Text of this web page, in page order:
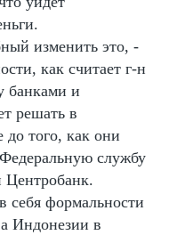
изменить это, -
как считает г-н
банками и
решать в
до того, как они
службу
Центробанк.
себя формальности
Индонезии в